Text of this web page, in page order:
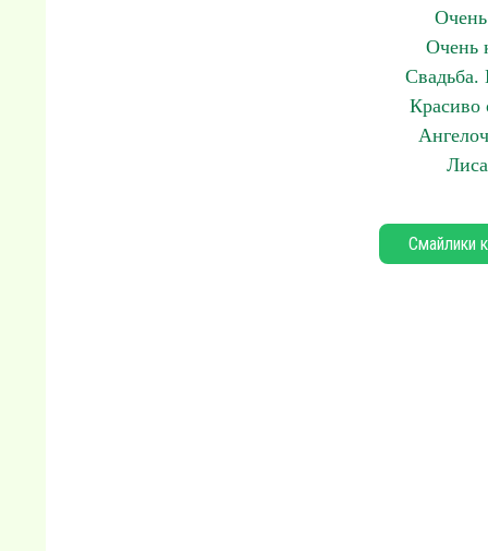
Очень
Свадьба.
Красиво
Смайлики